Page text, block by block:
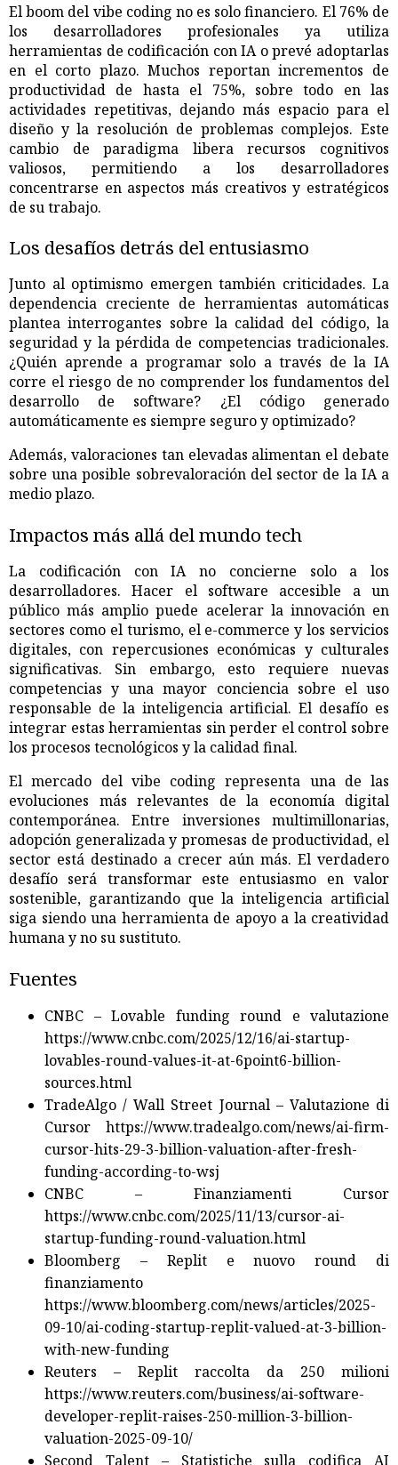
El boom del vibe coding no es solo financiero. El 76% de
los desarrolladores profesionales ya utiliza
herramientas de codificación con IA o prevé adoptarlas
en el corto plazo. Muchos reportan incrementos de
productividad de hasta el 75%, sobre todo en las
actividades repetitivas, dejando más espacio para el
diseño y la resolución de problemas complejos. Este
cambio de paradigma libera recursos cognitivos
valiosos, permitiendo a los desarrolladores
concentrarse en aspectos más creativos y estratégicos
de su trabajo.
Los desafíos detrás del entusiasmo
Junto al optimismo emergen también criticidades. La
dependencia creciente de herramientas automáticas
plantea interrogantes sobre la calidad del código, la
seguridad y la pérdida de competencias tradicionales.
¿Quién aprende a programar solo a través de la IA
corre el riesgo de no comprender los fundamentos del
desarrollo de software? ¿El código generado
automáticamente es siempre seguro y optimizado?
Además, valoraciones tan elevadas alimentan el debate
sobre una posible sobrevaloración del sector de la IA a
medio plazo.
Impactos más allá del mundo tech
La codificación con IA no concierne solo a los
desarrolladores. Hacer el software accesible a un
público más amplio puede acelerar la innovación en
sectores como el turismo, el e-commerce y los servicios
digitales, con repercusiones económicas y culturales
significativas. Sin embargo, esto requiere nuevas
competencias y una mayor conciencia sobre el uso
responsable de la inteligencia artificial. El desafío es
integrar estas herramientas sin perder el control sobre
los procesos tecnológicos y la calidad final.
El mercado del vibe coding representa una de las
evoluciones más relevantes de la economía digital
contemporánea. Entre inversiones multimillonarias,
adopción generalizada y promesas de productividad, el
sector está destinado a crecer aún más. El verdadero
desafío será transformar este entusiasmo en valor
sostenible, garantizando que la inteligencia artificial
siga siendo una herramienta de apoyo a la creatividad
humana y no su sustituto.
Fuentes
CNBC – Lovable funding round e valutazione
https://www.cnbc.com/2025/12/16/ai-startup-
lovables-round-values-it-at-6point6-billion-
sources.html
TradeAlgo / Wall Street Journal – Valutazione di
Cursor https://www.tradealgo.com/news/ai-firm-
cursor-hits-29-3-billion-valuation-after-fresh-
funding-according-to-wsj
CNBC – Finanziamenti Cursor
https://www.cnbc.com/2025/11/13/cursor-ai-
startup-funding-round-valuation.html
Bloomberg – Replit e nuovo round di
finanziamento
https://www.bloomberg.com/news/articles/2025-
09-10/ai-coding-startup-replit-valued-at-3-billion-
with-new-funding
Reuters – Replit raccolta da 250 milioni
https://www.reuters.com/business/ai-software-
developer-replit-raises-250-million-3-billion-
valuation-2025-09-10/
Second Talent – Statistiche sulla codifica AI